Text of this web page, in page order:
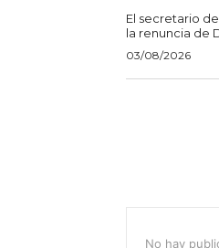
El secretario
la renuncia de
03/08/2026
No hay